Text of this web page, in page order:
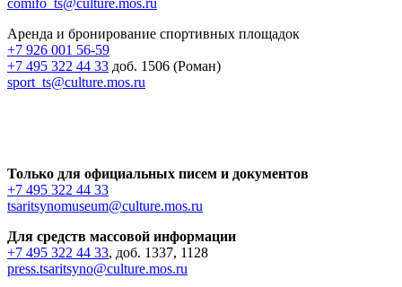
comifo_ts@culture.mos.ru
Аренда и бронирование спортивных площадок
+7 926 001 56-59
+7 495 322 44 33 доб. 1506 (Роман)
sport_ts@culture.mos.ru
Только для официальных писем и документов
+7 495 322 44 33
tsaritsynomuseum@culture.mos.ru
Для средств массовой информации
+7 495 322 44 33, доб. 1337, 1128
press.tsaritsyno@culture.mos.ru